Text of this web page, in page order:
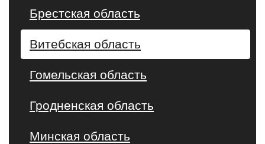
Брестская область
Витебская область
Гомельская область
Гродненская область
Минская область